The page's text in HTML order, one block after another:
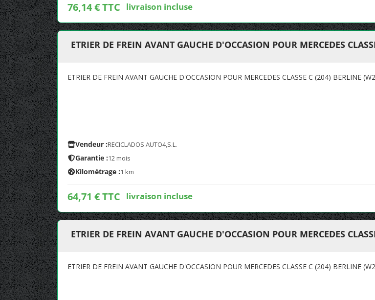
76,14 € TTC livraison incluse
ETRIER DE FREIN AVANT GAUCHE D'OCCASION POUR MERCEDES
ETRIER DE FREIN AVANT GAUCHE D'OCCASION POUR MERCEDES CLASSE C (204) BERLINE
Vendeur :RECICLADOS AUTO4,S.L.
Garantie :12 mois
Kilométrage :1 km
64,71 € TTC livraison incluse
ETRIER DE FREIN AVANT GAUCHE D'OCCASION POUR MERCEDES
ETRIER DE FREIN AVANT GAUCHE D'OCCASION POUR MERCEDES CLASSE C (204) BERLINE